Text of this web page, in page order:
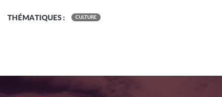
THÉMATIQUES : CULTURE